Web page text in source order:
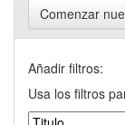
Comenzar
Añadir filtros:
Usa los filtros